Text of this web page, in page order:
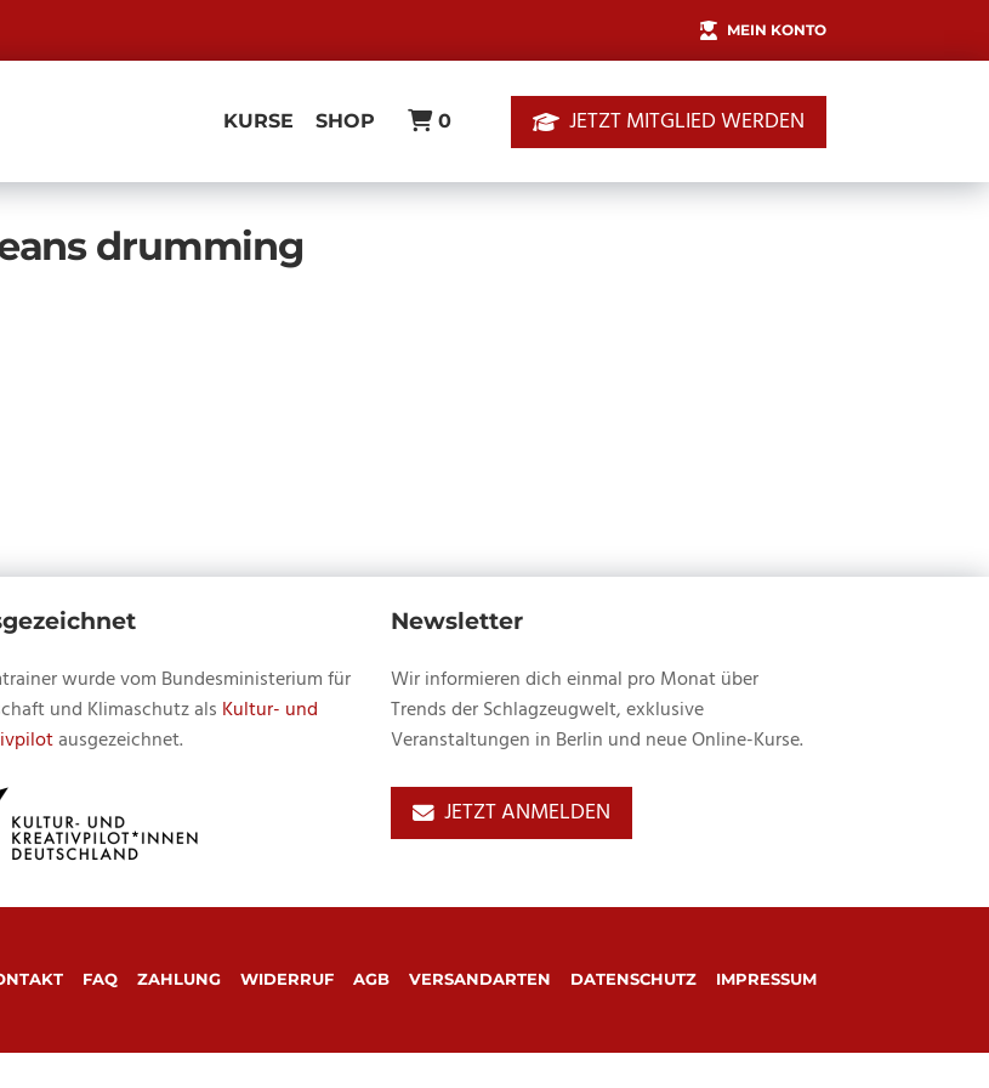
MEIN KONTO
KURSE SHOP 0 JETZT MITGLIED WERDEN
drumming
wurde vom Bundesministerium für
und Klimaschutz als Kultur- und
ausgezeichnet.
Newsletter
Wir informieren dich einmal pro Monat über
Trends der Schlagzeugwelt, exklusive
Veranstaltungen in Berlin und neue Online-Kurse.
JETZT ANMELDEN
FAQ ZAHLUNG WIDERRUF AGB VERSANDARTEN DATENSCHUTZ IMPRESSUM